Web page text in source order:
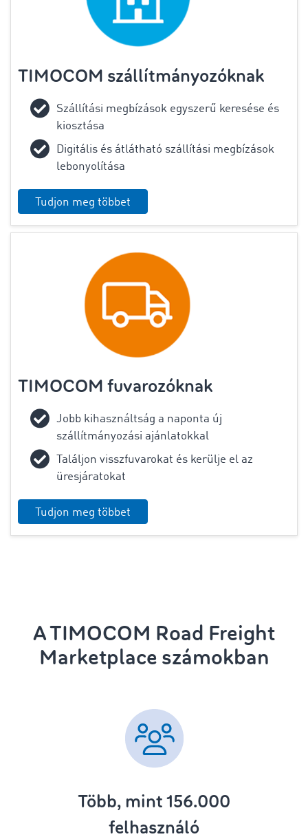
TIMOCOM szállítmányozóknak
Szállítási megbízások egyszerű keresése és
kiosztása
Digitális és átlátható szállítási megbízások
lebonyolítása
Tudjon meg többet
TIMOCOM fuvarozóknak
Jobb kihasználtság a naponta új
szállítmányozási ajánlatokkal
Találjon visszfuvarokat és kerülje el az
üresjáratokat
Tudjon meg többet
A TIMOCOM Road Freight
Marketplace számokban
Több, mint 156.000
felhasználó